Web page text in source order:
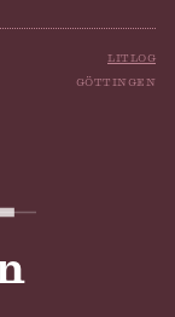
litlog
göttingen